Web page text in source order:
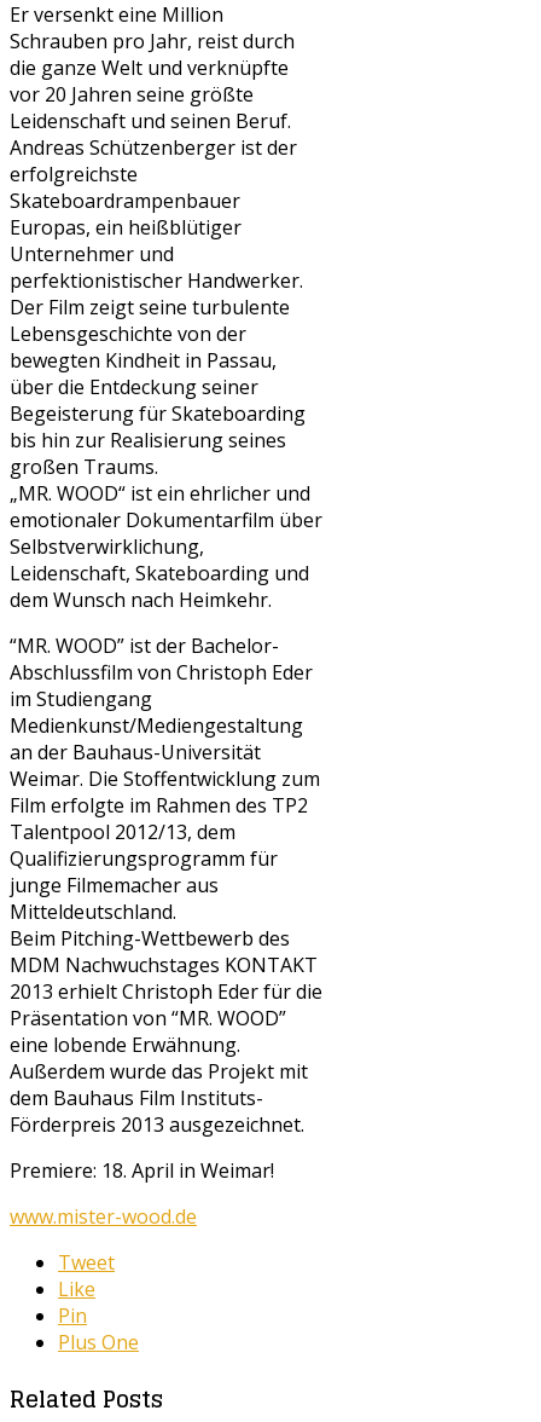
Er versenkt eine Million
Schrauben pro Jahr, reist durch
die ganze Welt und verknüpfte
vor 20 Jahren seine größte
Leidenschaft und seinen Beruf.
Andreas Schützenberger ist der
erfolgreichste
Skateboardrampenbauer
Europas, ein heißblütiger
Unternehmer und
perfektionistischer Handwerker.
Der Film zeigt seine turbulente
Lebensgeschichte von der
bewegten Kindheit in Passau,
über die Entdeckung seiner
Begeisterung für Skateboarding
bis hin zur Realisierung seines
großen Traums.
„MR. WOOD“ ist ein ehrlicher und
emotionaler Dokumentarfilm über
Selbstverwirklichung,
Leidenschaft, Skateboarding und
dem Wunsch nach Heimkehr.
“MR. WOOD” ist der Bachelor-
Abschlussfilm von Christoph Eder
im Studiengang
Medienkunst/Mediengestaltung
an der Bauhaus-Universität
Weimar. Die Stoffentwicklung zum
Film erfolgte im Rahmen des TP2
Talentpool 2012/13, dem
Qualifizierungsprogramm für
junge Filmemacher aus
Mitteldeutschland.
Beim Pitching-Wettbewerb des
MDM Nachwuchstages KONTAKT
2013 erhielt Christoph Eder für die
Präsentation von “MR. WOOD”
eine lobende Erwähnung.
Außerdem wurde das Projekt mit
dem Bauhaus Film Instituts-
Förderpreis 2013 ausgezeichnet.
Premiere: 18. April in Weimar!
www.mister-wood.de
Tweet
Like
Pin
Plus One
Related Posts